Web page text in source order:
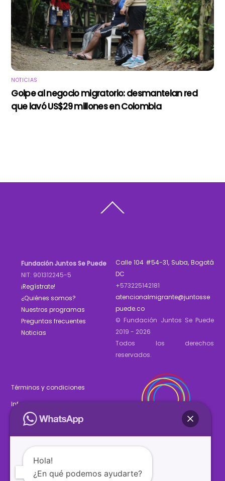
NOTICIAS
Golpe al negocio migratorio: desmantelan red
que lavó US$29 millones en Colombia
To
Fundación Juntos Se Puede
NIT: 901312245-5
¡Regístrate!
¿Quiénes somos?
Nuestros programas
Preguntas frecuentes
Noticias
Calle 104 #54-31, Suba, Bogotá
DC
+573225142181
atencionalmigrante@juntosse
puede.co
© Fundación Juntos Se Puede
2019 - 2026
Todos los derechos
reservados.
Términos y condiciones
Informe de gestión 2025
Estados financieros 2025
Hola!
¿En qué podemos ayudarte?